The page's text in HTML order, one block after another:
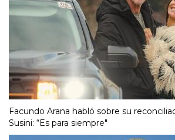
Facundo Arana habló sobre su
Susini: “Es para siempre"